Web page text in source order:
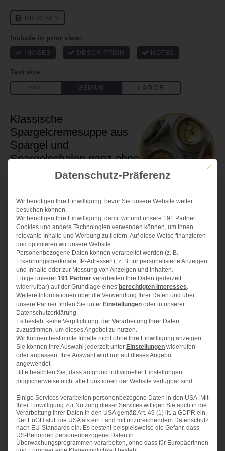
Klassische
Spargelcremesuppe aus
Spargel und
Spargelschalen ganz ohne
Mehlschwitze
Author: Andrea Total Time: 60
Yield: 4
Einfaches, gelingsicheres Rezept für eine leckere und
aromatische Spargelcremesuppe ganz ohne
Mehlschwitze
ZUTATEN
SCALE 1x 2x 3x
Ausreichend für 4 Portionen:
kg Spargel
Salz
Zucker
kleine weiße Zwiebel
etwas Butter
200ml Schlagsahne
Pfeffer und Muskat
Mit
Datenschutz-Präferenz
Wir benötigen Ihre Einwilligung, bevor Sie unsere Website weiter
besuchen können.
Wir benötigen Ihre Einwilligung, damit wir und unsere 191 Partner
Cookies und andere Technologien verwenden können, um Ihnen
relevante Inhalte und Werbung zu liefern. Auf diese Weise finanzieren
und optimieren wir unsere Website.
Personenbezogene Daten können verarbeitet werden (z. B.
Erkennungsmerkmale, IP-Adressen), z. B. für personalisierte Anzeigen
und Inhalte oder zur Messung von Anzeigen und Inhalten.
Einige unserer 191 Partner verarbeiten Ihre Daten (jederzeit
widerrufbar) auf der Grundlage eines berechtigten Interesses
Weitere Informationen über die Verwendung Ihrer Daten und über
unsere Partner finden Sie unter Einstellungen oder in unserer
Datenschutzerklärung.
Es besteht keine Verpflichtung, der Verarbeitung Ihrer Daten
zuzustimmen, um dieses Angebot zu nutzen.
Wir können bestimmte Inhalte nicht ohne Ihre Einwilligung anzeigen.
Sie können Ihre Auswahl jederzeit unter Einstellungen widerrufen
oder anpassen. Ihre Auswahl wird nur auf dieses Angebot
angewendet.
Bitte beachten Sie, dass aufgrund individueller Einstellungen
möglicherweise nicht alle Funktionen der Website verfügbar sind.
Einige Services verarbeiten personenbezogene Daten in den USA. Mit
Ihrer Einwilligung zur Nutzung dieser Services willigen Sie auch in die
Verarbeitung Ihrer Daten in den USA gemäß Art. 49 (1) lit. a GDPR ein.
Der EuGH stuft die USA als ein Land mit unzureichendem Datenschutz
nach EU-Standards ein. Es besteht beispielsweise die Gefahr, dass
US-Behörden personenbezogene Daten in
Überwachungsprogrammen verarbeiten, ohne dass für Europäerinnen